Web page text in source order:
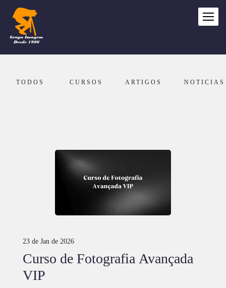
TODOS CURSOS ARTIGOS NOTICIAS
23 de Jan de 2026
Curso de Fotografia Avançada
VIP